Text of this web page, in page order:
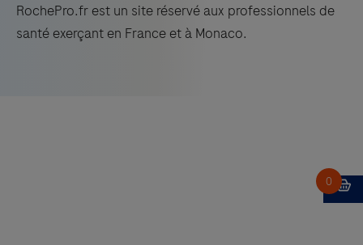
RochePro.fr est un site réservé aux professionnels de
santé exerçant en France et à Monaco.